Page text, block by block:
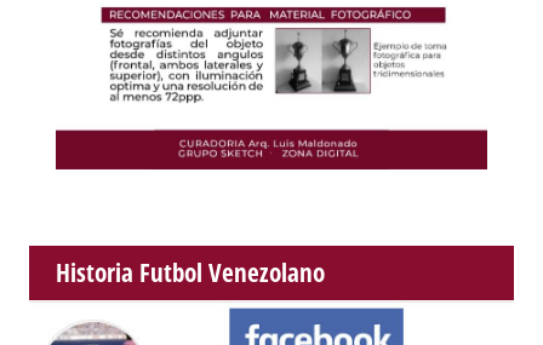
Historia Futbol Venezolano